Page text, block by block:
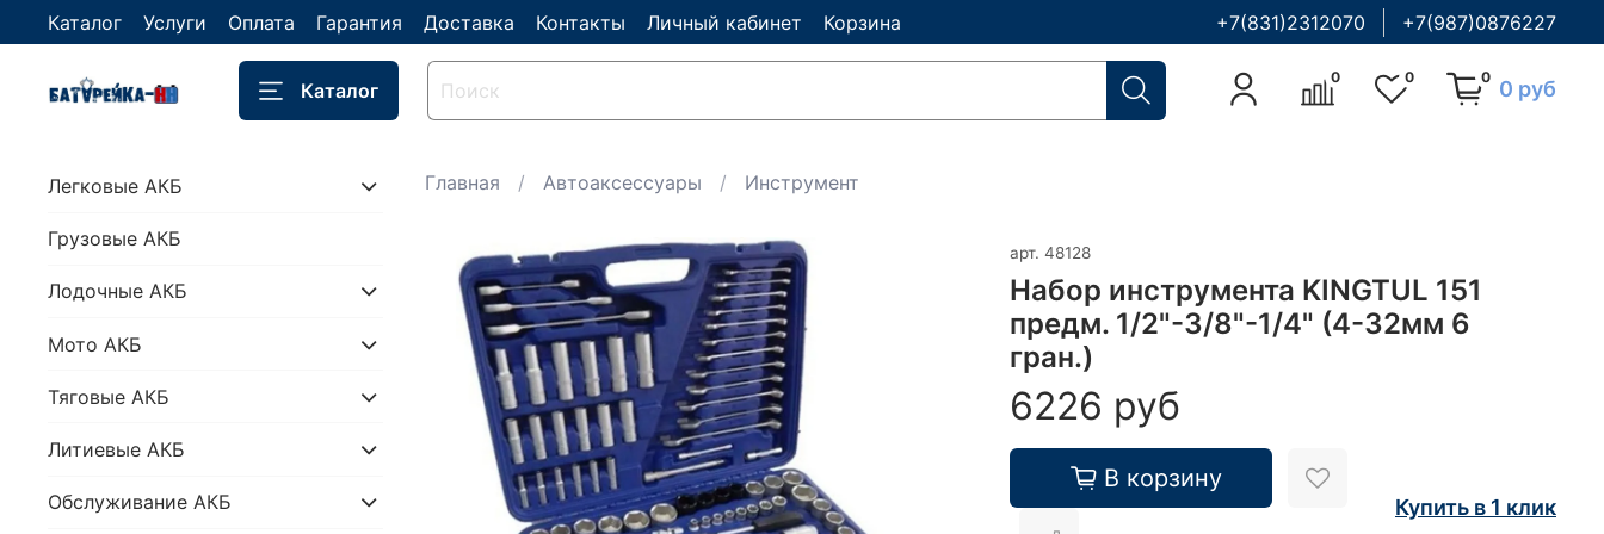
Каталог Услуги Оплата Гарантия Доставка Контакты Личный кабинет Корзина +7(831)2312070 +7(987)0876227
Каталог
0 0 0 0 руб
Главная Автоаксессуары Инструмент
арт. 48128
Набор инструмента KINGTUL 151
предм. 1/2"-3/8"-1/4" (4-32мм 6
гран.)
6226 руб
В корзину
Купить в 1 клик
Легковые АКБ
Грузовые АКБ
Лодочные АКБ
Мото АКБ
Тяговые АКБ
Литиевые АКБ
Обслуживание АКБ